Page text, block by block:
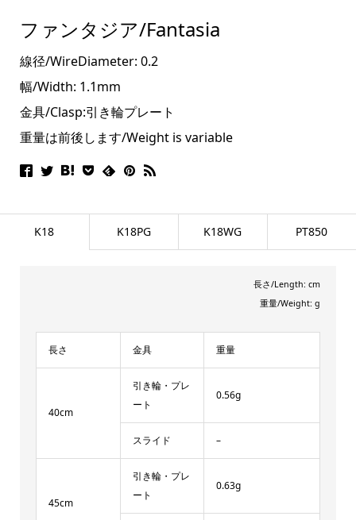
ファンタジア/Fantasia
線径/WireDiameter: 0.2
幅/Width: 1.1mm
金具/Clasp:引き輪プレート
重量は前後します/Weight is variable
K18 K18PG K18WG PT850
長さ/Length: cm
重量/Weight: g
長さ 金具 重量
40cm
引き輪・プレ
ート
0.56g
スライド –
45cm
引き輪・プレ
ート
0.63g